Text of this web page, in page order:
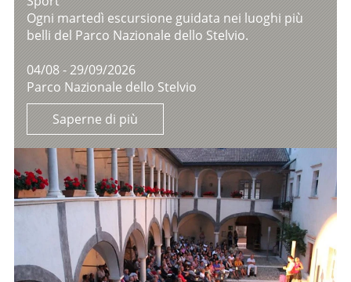
Ogni martedì escursione guidata nei luoghi più
belli del Parco Nazionale dello Stelvio.
04/08 - 29/09/2026
Parco Nazionale dello Stelvio
Saperne di più